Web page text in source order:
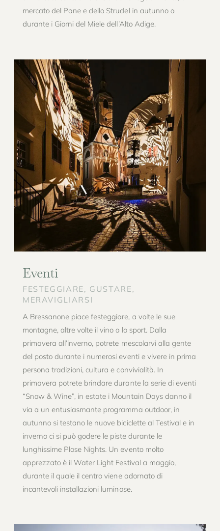
mercato del Pane e dello Strudel in autunno o
durante i Giorni del Miele dell’Alto Adige.
Eventi
FESTEGGIARE, GUSTARE,
MERAVIGLIARSI
A Bressanone piace festeggiare, a volte le sue
montagne, altre volte il vino o lo sport. Dalla
primavera all’inverno, potrete mescolarvi alla gente
del posto durante i numerosi eventi e vivere in prima
persona tradizioni, cultura e convivialità. In
primavera potrete brindare durante la serie di eventi
“Snow & Wine”, in estate i Mountain Days danno il
via a un entusiasmante programma outdoor, in
autunno si testano le nuove biciclette al Testival e in
inverno ci si può godere le piste durante le
lunghissime Plose Nights. Un evento molto
apprezzato è il Water Light Festival a maggio,
durante il quale il centro viene adornato di
incantevoli installazioni luminose.